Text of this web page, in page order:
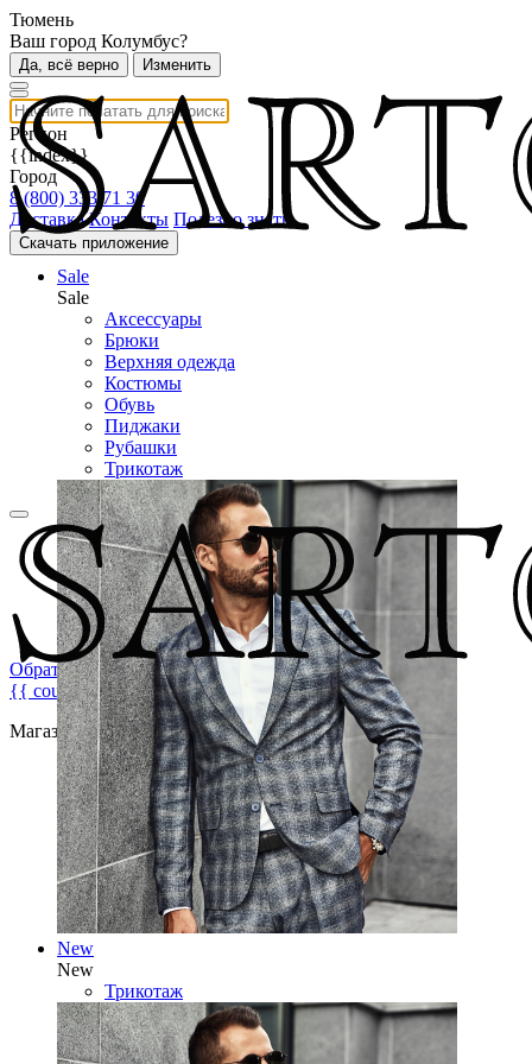
Тюмень
Ваш город Колумбус?
Да, всё верно Изменить
Регион
{{index}}
Город
8 (800) 333 71 30
Доставка Контакты Полезно знать
Скачать приложение
Обратная связь
{{ count }}
Магазин брендовой мужской одежды
Sale
Sale
Аксессуары
Брюки
Верхняя одежда
Костюмы
Обувь
Пиджаки
Рубашки
Трикотаж
New
New
Трикотаж